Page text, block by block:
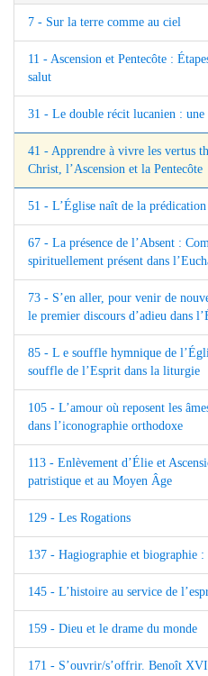
7 - Sur la terre comme au ciel
11 - Ascension et Pentecôte :
salut
31 - Le double récit lucanien : une
41 - Apprendre à vivre les vertus
Christ, l’Ascension et la Pentecôte
51 - L’Église naît de la prédication
67 - La présence de l’Absent :
spirituellement présent dans
73 - S’en aller, pour venir de
le premier discours d’adieu dans
85 - L e souffle hymnique de
souffle de l’Esprit dans la liturgie
105 - L’amour où reposent les
dans l’iconographie orthodoxe
113 - Enlèvement d’Élie et
patristique et au Moyen Âge
129 - Les Rogations
137 - Hagiographie et biographie :
145 - L’histoire au service de
159 - Dieu et le drame du monde
171 - S’ouvrir/s’offrir. Benoît